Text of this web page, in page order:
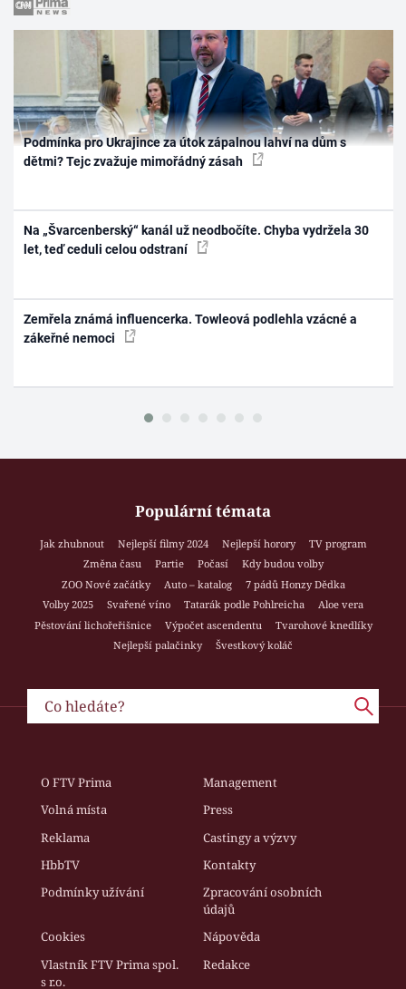
Podmínka pro Ukrajince za útok zápalnou lahví na dům s
dětmi? Tejc zvažuje mimořádný zásah
Na „Švarcenberský“ kanál už neodbočíte. Chyba vydržela 30
let, teď ceduli celou odstraní
Zemřela známá influencerka. Towleová podlehla vzácné a
zákeřné nemoci
Populární témata
Jak zhubnout Nejlepší filmy 2024 Nejlepší horory
TV program
Změna času
Partie Počasí
Kdy budou volby
ZOO Nové začátky
Auto – katalog
7 pádů Honzy Dědka
Volby 2025
Svařené víno Tatarák podle Pohlreicha
Aloe vera
Pěstování lichořeřišnice
Výpočet ascendentu
Tvarohové knedlíky
Nejlepší palačinky
Švestkový koláč
O FTV Prima
Management
Volná místa
Press
Reklama
Castingy a výzvy
HbbTV
Kontakty
Podmínky užívání
Zpracování osobních
údajů
Cookies
Nápověda
Vlastník FTV Prima spol.
s r.o.
Redakce